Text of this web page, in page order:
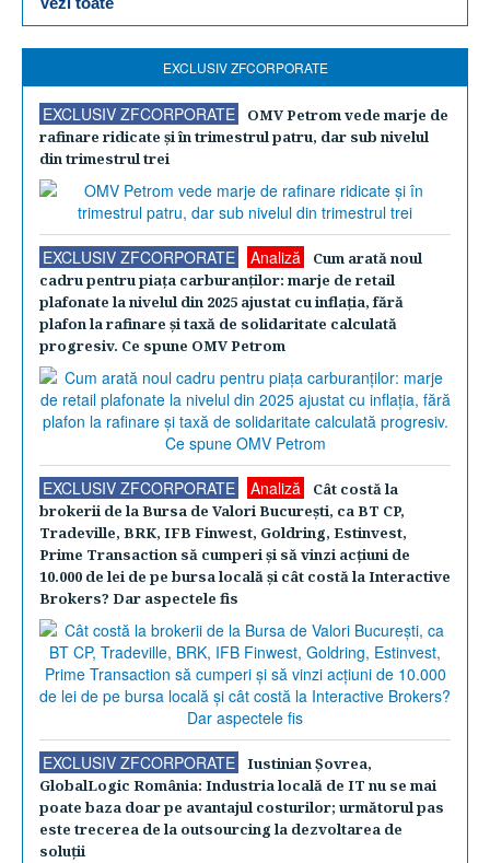
EXCLUSIV ZFCORPORATE
EXCLUSIV ZFCORPORATE
OMV Petrom vede marje de
rafinare ridicate şi în trimestrul patru, dar sub nivelul
din trimestrul trei
EXCLUSIV ZFCORPORATE Analiză
Cum arată noul
cadru pentru piaţa carburanţilor: marje de retail
plafonate la nivelul din 2025 ajustat cu inflaţia, fără
plafon la rafinare şi taxă de solidaritate calculată
progresiv. Ce spune OMV Petrom
EXCLUSIV ZFCORPORATE Analiză
Cât costă la
brokerii de la Bursa de Valori Bucureşti, ca BT CP,
Tradeville, BRK, IFB Finwest, Goldring, Estinvest,
Prime Transaction să cumperi şi să vinzi acţiuni de
10.000 de lei de pe bursa locală şi cât costă la Interactive
Brokers? Dar aspectele fis
EXCLUSIV ZFCORPORATE
Iustinian Şovrea,
GlobalLogic România: Industria locală de IT nu se mai
poate baza doar pe avantajul costurilor; următorul pas
este trecerea de la outsourcing la dezvoltarea de
soluţii